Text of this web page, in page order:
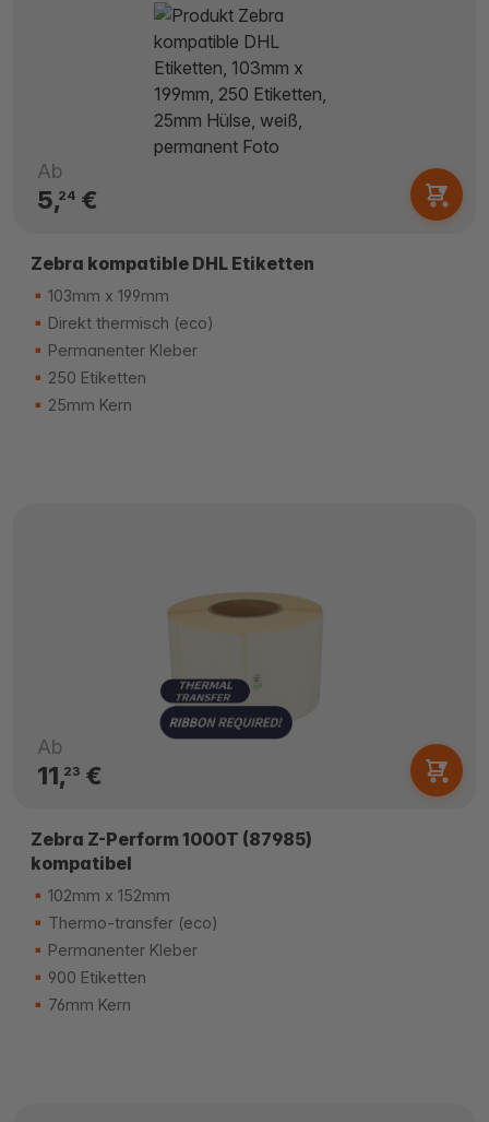
Ab
5,24€
Zebra kompatible DHL Etiketten
103mm x 199mm
Direkt thermisch (eco)
Permanenter Kleber
250 Etiketten
25mm Kern
Ab
11,23€
Zebra Z-Perform 1000T (87985)
kompatibel
102mm x 152mm
Thermo-transfer (eco)
Permanenter Kleber
900 Etiketten
76mm Kern